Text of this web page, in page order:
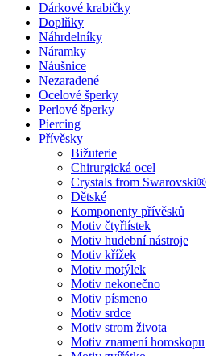
Dárkové krabičky
Doplňky
Náhrdelníky
Náramky
Náušnice
Nezaradené
Ocelové šperky
Perlové šperky
Piercing
Přívěsky
Bižuterie
Chirurgická ocel
Crystals from Swarovski®
Dětské
Komponenty přívěsků
Motiv čtyřlístek
Motiv hudební nástroje
Motiv křížek
Motiv motýlek
Motiv nekonečno
Motiv písmeno
Motiv srdce
Motiv strom života
Motiv znamení horoskopu